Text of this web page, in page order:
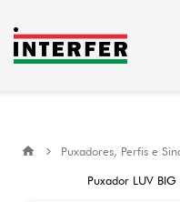
Puxadores, Perfis e
Puxador LUV